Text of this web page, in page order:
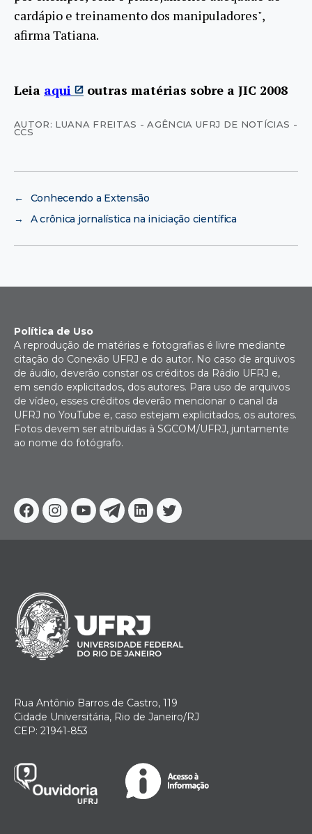
cardápio e treinamento dos manipuladores",
afirma Tatiana.
Leia aqui outras matérias sobre a JIC 2008
AUTOR: LUANA FREITAS - AGÊNCIA UFRJ DE NOTÍCIAS -
CCS
←
Conhecendo a Extensão
→
A crônica jornalística na iniciação científica
Facebook
Instagram
YoutubeTelegram
Linkedin
Twitter
Política de Uso
A reprodução de matérias e fotografias é livre mediante
citação do Conexão UFRJ e do autor. No caso de arquivos
de áudio, deverão constar os créditos da Rádio UFRJ e,
em sendo explicitados, dos autores. Para uso de arquivos
de vídeo, esses créditos deverão mencionar o canal da
UFRJ no YouTube e, caso estejam explicitados, os autores.
Fotos devem ser atribuídas à SGCOM/UFRJ, juntamente
ao nome do fotógrafo.
Rua Antônio Barros de Castro, 119
Cidade Universitária, Rio de Janeiro/RJ
CEP: 21941-853